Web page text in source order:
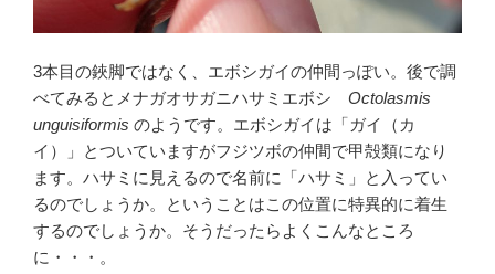
3本目の鋏脚ではなく、エボシガイの仲間っぽい。後で調
べてみるとメナガオサガニハサミエボシ Octolasmis
unguisiformis のようです。エボシガイは「ガイ（カ
イ）」とついていますがフジツボの仲間で甲殻類になり
ます。ハサミに見えるので名前に「ハサミ」と入ってい
るのでしょうか。ということはこの位置に特異的に着生
するのでしょうか。そうだったらよくこんなところ
に・・・。